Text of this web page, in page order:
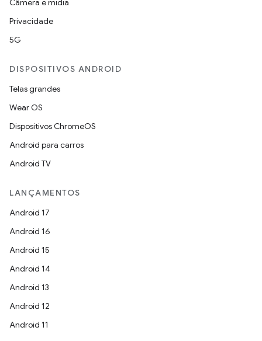
Câmera e mídia
Privacidade
5G
DISPOSITIVOS ANDROID
Telas grandes
Wear OS
Dispositivos ChromeOS
Android para carros
Android TV
LANÇAMENTOS
Android 17
Android 16
Android 15
Android 14
Android 13
Android 12
Android 11